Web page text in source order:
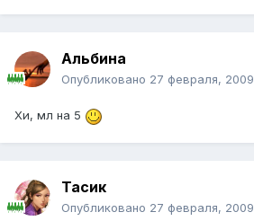
Альбина
Опубликовано 27 февраля, 2009
Хи, мл на 5
Тасик
Опубликовано 27 февраля, 2009